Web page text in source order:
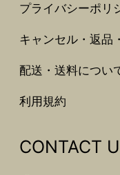
プライバシーポリ
キャンセル・返品
配送・送料につい
利用規約
CONTACT